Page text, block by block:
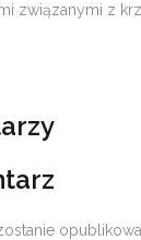
związanymi z